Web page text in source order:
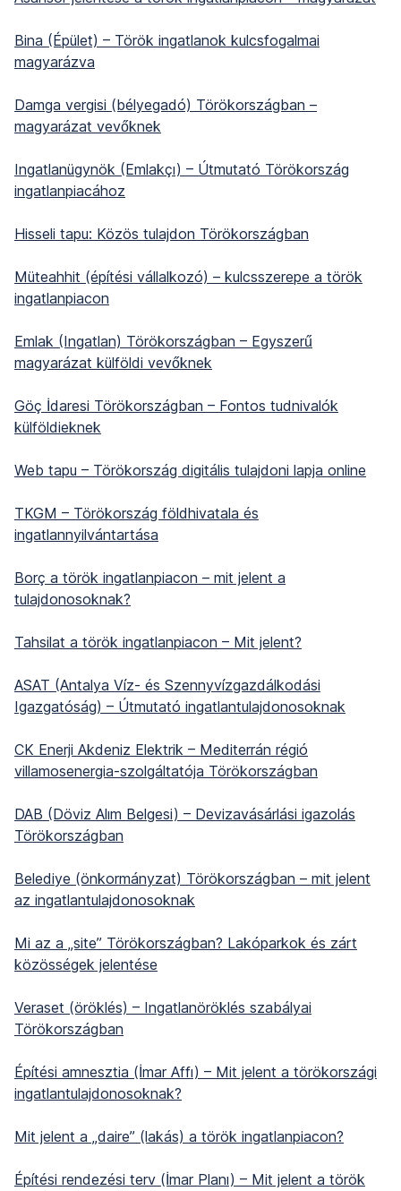
Bina (Épület) – Török ingatlanok kulcsfogalmai
magyarázva
Damga vergisi (bélyegadó) Törökországban –
magyarázat vevőknek
Ingatlanügynök (Emlakçı) – Útmutató Törökország
ingatlanpiacához
Hisseli tapu: Közös tulajdon Törökországban
Müteahhit (építési vállalkozó) – kulcsszerepe a török
ingatlanpiacon
Emlak (Ingatlan) Törökországban – Egyszerű
magyarázat külföldi vevőknek
Göç İdaresi Törökországban – Fontos tudnivalók
külföldieknek
Web tapu – Törökország digitális tulajdoni lapja online
TKGM – Törökország földhivatala és
ingatlannyilvántartása
Borç a török ingatlanpiacon – mit jelent a
tulajdonosoknak?
Tahsilat a török ingatlanpiacon – Mit jelent?
ASAT (Antalya Víz- és Szennyvízgazdálkodási
Igazgatóság) – Útmutató ingatlantulajdonosoknak
CK Enerji Akdeniz Elektrik – Mediterrán régió
villamosenergia-szolgáltatója Törökországban
DAB (Döviz Alım Belgesi) – Devizavásárlási igazolás
Törökországban
Belediye (önkormányzat) Törökországban – mit jelent
az ingatlantulajdonosoknak
Mi az a „site” Törökországban? Lakóparkok és zárt
közösségek jelentése
Veraset (öröklés) – Ingatlanöröklés szabályai
Törökországban
Építési amnesztia (İmar Affı) – Mit jelent a törökországi
ingatlantulajdonosoknak?
Mit jelent a „daire” (lakás) a török ingatlanpiacon?
Építési rendezési terv (İmar Planı) – Mit jelent a török